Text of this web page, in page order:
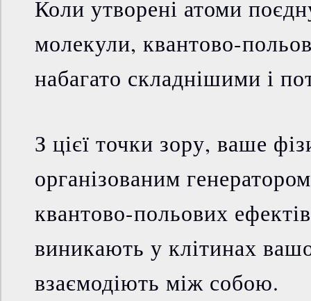
Коли утворені атоми
молекули, квантово-
набагато складнішими і
З цієї точки зору, ваше
організованим
квантово-польових
виникають у клітинах
взаємодіють між собою.